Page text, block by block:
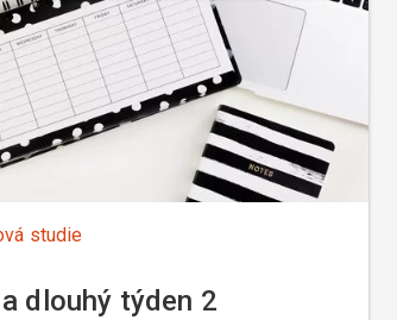
studie
dlouhý týden 2